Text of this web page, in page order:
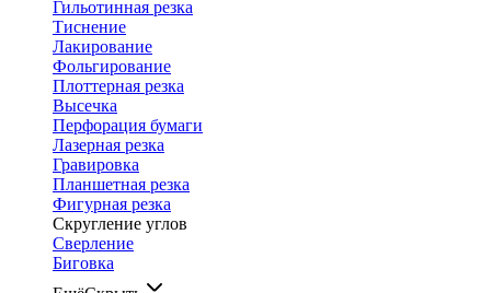
Гильотинная резка
Тиснение
Лакирование
Фольгирование
Плоттерная резка
Высечка
Перфорация бумаги
Лазерная резка
Гравировка
Планшетная резка
Фигурная резка
Скругление углов
Сверление
Биговка